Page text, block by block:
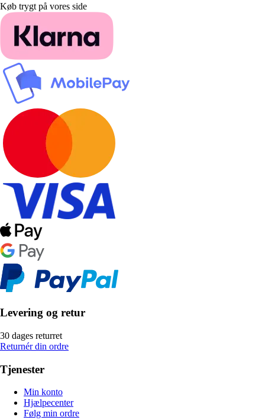
Køb trygt på vores side
Levering og retur
30 dages returret
Returnér din ordre
Tjenester
Min konto
Hjælpecenter
Følg min ordre